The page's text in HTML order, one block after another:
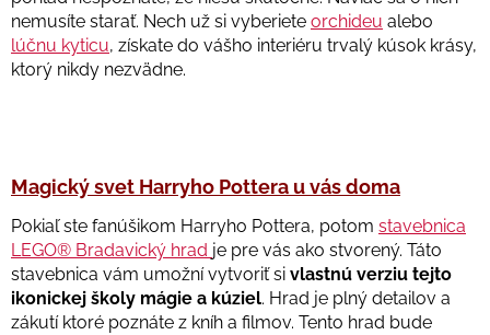
nemusíte starať. Nech už si vyberiete orchideu alebo
lúčnu kyticu, získate do vášho interiéru trvalý kúsok krásy,
ktorý nikdy nezvädne.
Magický svet Harryho Pottera u vás doma
Pokiaľ ste fanúšikom Harryho Pottera, potom stavebnica
LEGO® Bradavický hrad je pre vás ako stvorený. Táto
stavebnica vám umožní vytvoriť si vlastnú verziu tejto
ikonickej školy mágie a kúziel. Hrad je plný detailov a
zákutí ktoré poznáte z kníh a filmov. Tento hrad bude